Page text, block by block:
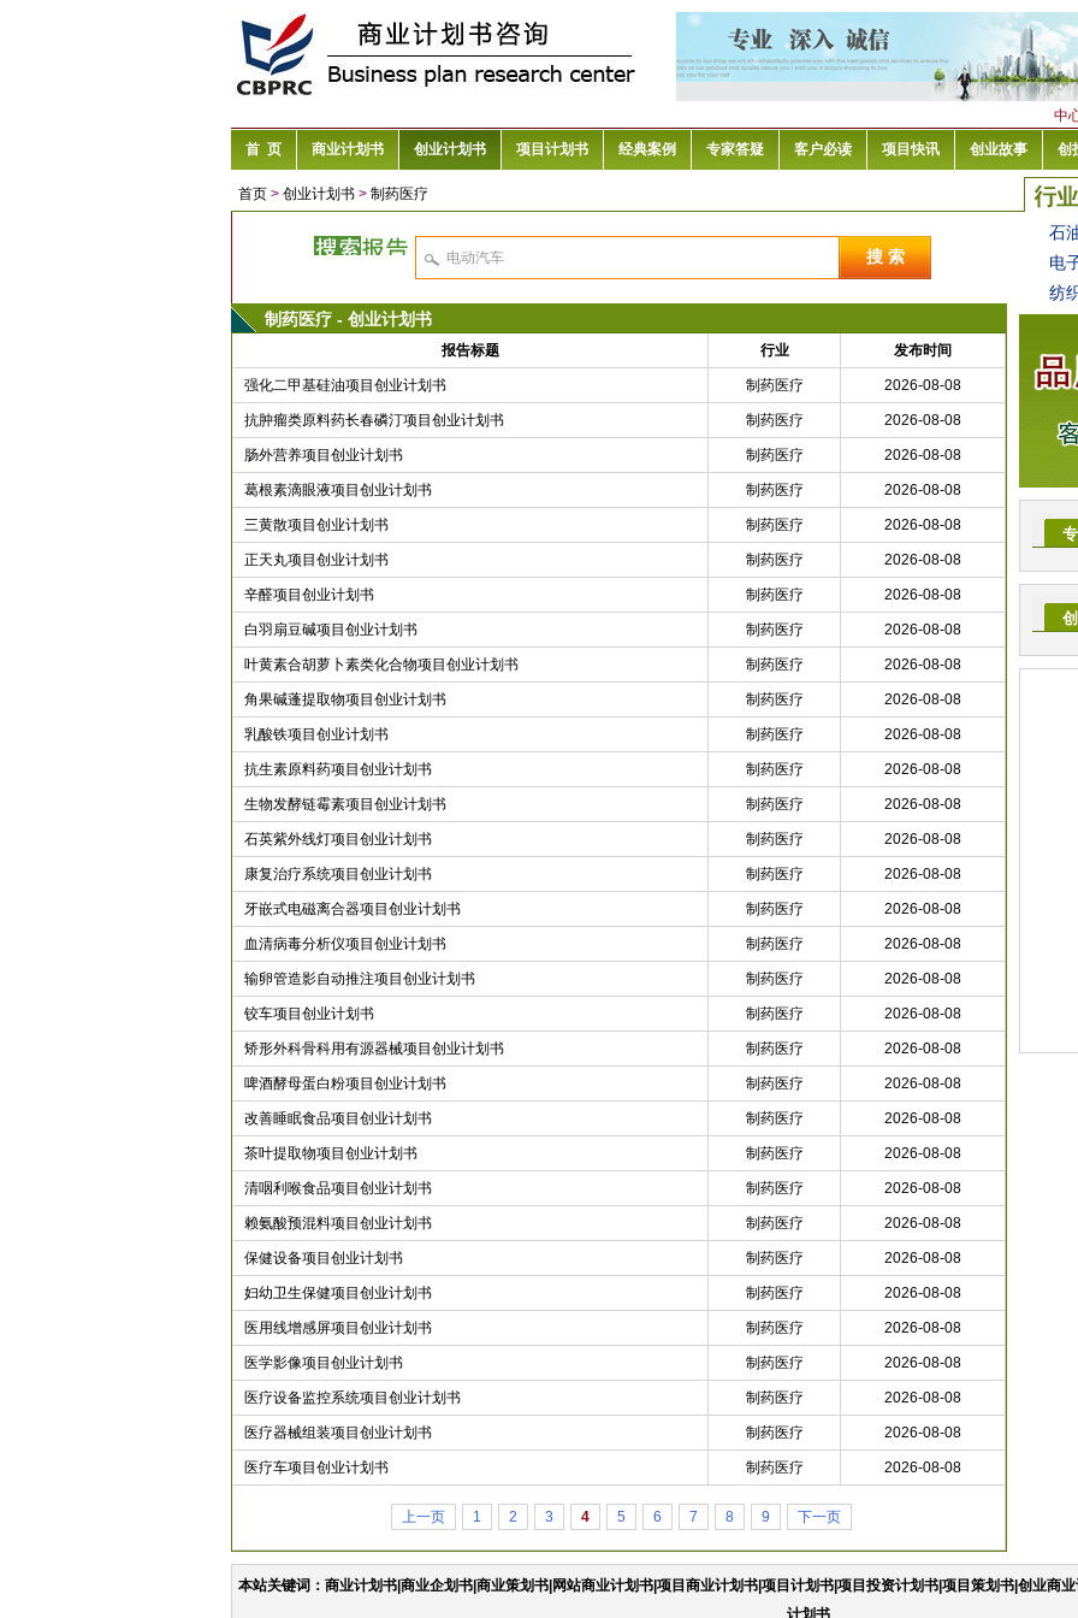
中
首 页
商业计划书 创业计划书 项目计划书 经典案例 专家答疑 客户必读 项目快讯 创业故事 创
首页 > 创业计划书 > 制药医疗
制药医疗 - 创业计划书
报告标题 行业 发布时间
强化二甲基硅油项目创业计划书 制药医疗 2026-08-08
抗肿瘤类原料药长春磷汀项目创业计划书 制药医疗 2026-08-08
肠外营养项目创业计划书 制药医疗 2026-08-08
葛根素滴眼液项目创业计划书 制药医疗 2026-08-08
三黄散项目创业计划书 制药医疗 2026-08-08
正天丸项目创业计划书 制药医疗 2026-08-08
辛醛项目创业计划书 制药医疗 2026-08-08
白羽扇豆碱项目创业计划书 制药医疗 2026-08-08
叶黄素合胡萝卜素类化合物项目创业计划书 制药医疗 2026-08-08
角果碱蓬提取物项目创业计划书 制药医疗 2026-08-08
乳酸铁项目创业计划书 制药医疗 2026-08-08
抗生素原料药项目创业计划书 制药医疗 2026-08-08
生物发酵链霉素项目创业计划书 制药医疗 2026-08-08
石英紫外线灯项目创业计划书 制药医疗 2026-08-08
康复治疗系统项目创业计划书 制药医疗 2026-08-08
牙嵌式电磁离合器项目创业计划书 制药医疗 2026-08-08
血清病毒分析仪项目创业计划书 制药医疗 2026-08-08
输卵管造影自动推注项目创业计划书 制药医疗 2026-08-08
铰车项目创业计划书 制药医疗 2026-08-08
矫形外科骨科用有源器械项目创业计划书 制药医疗 2026-08-08
啤酒酵母蛋白粉项目创业计划书 制药医疗 2026-08-08
改善睡眠食品项目创业计划书 制药医疗 2026-08-08
茶叶提取物项目创业计划书 制药医疗 2026-08-08
清咽利喉食品项目创业计划书 制药医疗 2026-08-08
赖氨酸预混料项目创业计划书 制药医疗 2026-08-08
保健设备项目创业计划书 制药医疗 2026-08-08
妇幼卫生保健项目创业计划书 制药医疗 2026-08-08
医用线增感屏项目创业计划书 制药医疗 2026-08-08
医学影像项目创业计划书 制药医疗 2026-08-08
医疗设备监控系统项目创业计划书 制药医疗 2026-08-08
医疗器械组装项目创业计划书 制药医疗 2026-08-08
医疗车项目创业计划书 制药医疗 2026-08-08
上一页 1 2 3 4 5 6 7 8 9 下一页
石
电
纺
本站关键词：商业计划书|商业企划书|商业策划书|网站商业计划书|项目商业计划书|项目计划书|项目投资计划书|项目策划书|创业商
计划书